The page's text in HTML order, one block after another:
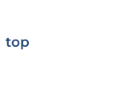
top